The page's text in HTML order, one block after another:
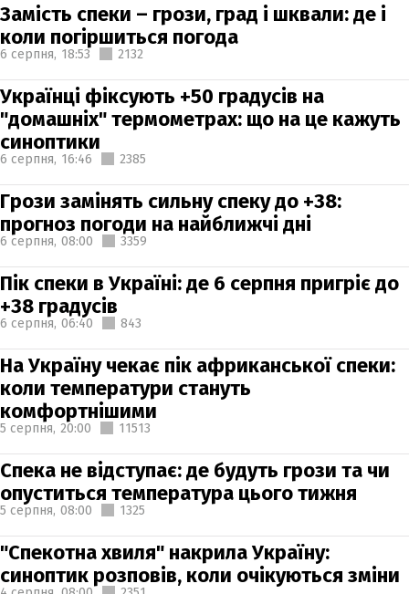
Замість спеки – грози, град і шквали: де і
коли погіршиться погода
6 серпня, 18:53 2132
Українці фіксують +50 градусів на
"домашніх" термометрах: що на це кажуть
синоптики
6 серпня, 16:46 2385
Грози замінять сильну спеку до +38:
прогноз погоди на найближчі дні
6 серпня, 08:00 3359
Пік спеки в Україні: де 6 серпня пригріє до
+38 градусів
6 серпня, 06:40 843
На Україну чекає пік африканської спеки:
коли температури стануть
комфортнішими
5 серпня, 20:00 11513
Спека не відступає: де будуть грози та чи
опуститься температура цього тижня
5 серпня, 08:00 1325
"Спекотна хвиля" накрила Україну:
синоптик розповів, коли очікуються зміни